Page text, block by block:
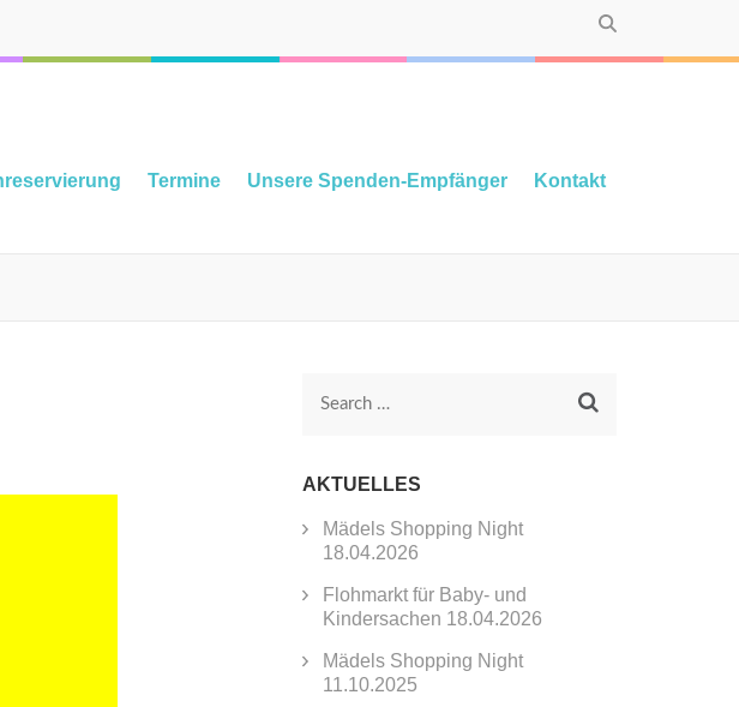
Termine Unsere Spenden-Empfänger Kontakt
Search
AKTUELLES
Mädels Shopping Night
18.04.2026
Flohmarkt für Baby- und
Kindersachen 18.04.2026
Mädels Shopping Night
11.10.2025